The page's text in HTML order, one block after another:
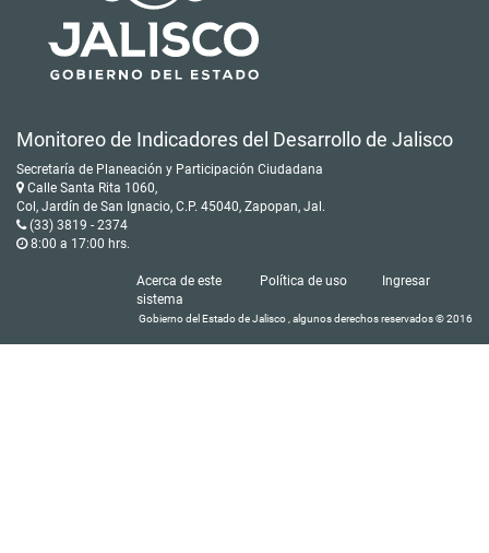
Monitoreo de Indicadores del Desarrollo de Jalisco
Secretaría de Planeación y Participación Ciudadana
Calle Santa Rita 1060,
Col, Jardín de San Ignacio, C.P. 45040, Zapopan, Jal.
(33) 3819 - 2374
8:00 a 17:00 hrs.
Acerca de este
sistema
Política de uso Ingresar
Gobierno del Estado de Jalisco , algunos derechos reservados © 2016